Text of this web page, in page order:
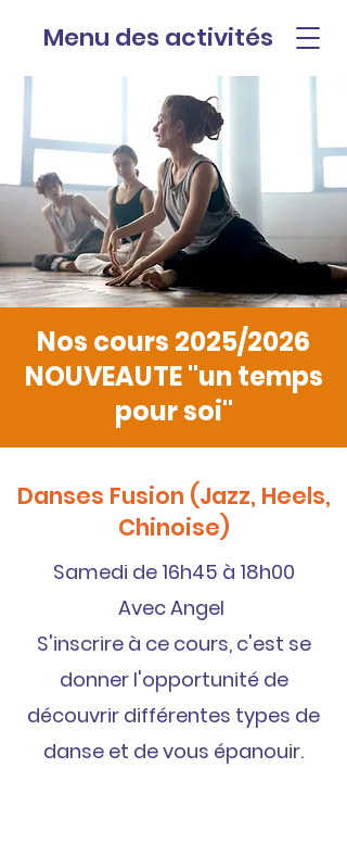
Menu des activités
Nos cours 2025/2026
NOUVEAUTE "un temps
pour soi"
Danses Fusion (Jazz, Heels,
Chinoise)
Samedi de 16h45 à 18h00
Avec Angel
S'inscrire à ce cours, c'est se
donner l'opportunité de
découvrir différentes types de
danse et de vous épanouir.